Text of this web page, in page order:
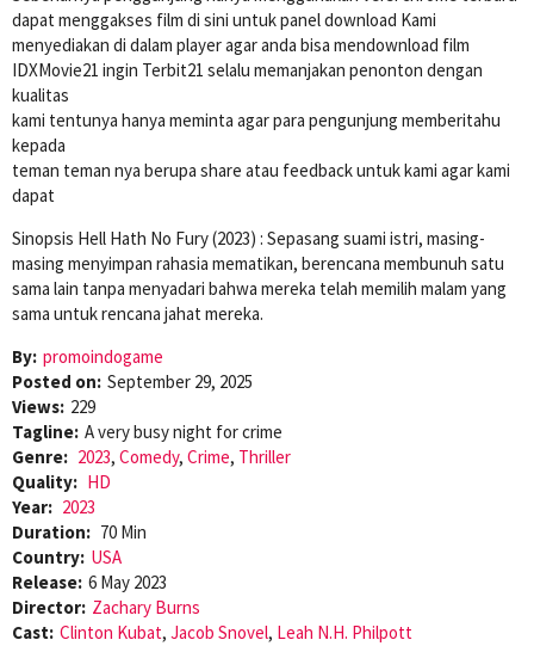
dapat menggakses film di sini untuk panel download Kami
menyediakan di dalam player agar anda bisa mendownload film
IDXMovie21 ingin Terbit21 selalu memanjakan penonton dengan
kualitas
kami tentunya hanya meminta agar para pengunjung memberitahu
kepada
teman teman nya berupa share atau feedback untuk kami agar kami
dapat
Sinopsis Hell Hath No Fury (2023) : Sepasang suami istri, masing-
masing menyimpan rahasia mematikan, berencana membunuh satu
sama lain tanpa menyadari bahwa mereka telah memilih malam yang
sama untuk rencana jahat mereka.
By: promoindogame
Posted on: September 29, 2025
Views: 229
Tagline: A very busy night for crime
Genre: 2023, Comedy, Crime, Thriller
Quality: HD
Year: 2023
Duration: 70 Min
Country: USA
Release: 6 May 2023
Director: Zachary Burns
Cast: Clinton Kubat, Jacob Snovel, Leah N.H. Philpott